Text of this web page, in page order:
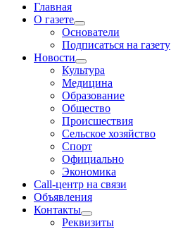
Главная
О газете
Основатели
Подписаться на газету
Новости
Культура
Медицина
Образование
Общество
Происшествия
Сельское хозяйство
Спорт
Официально
Экономика
Call-центр на связи
Объявления
Контакты
Реквизиты